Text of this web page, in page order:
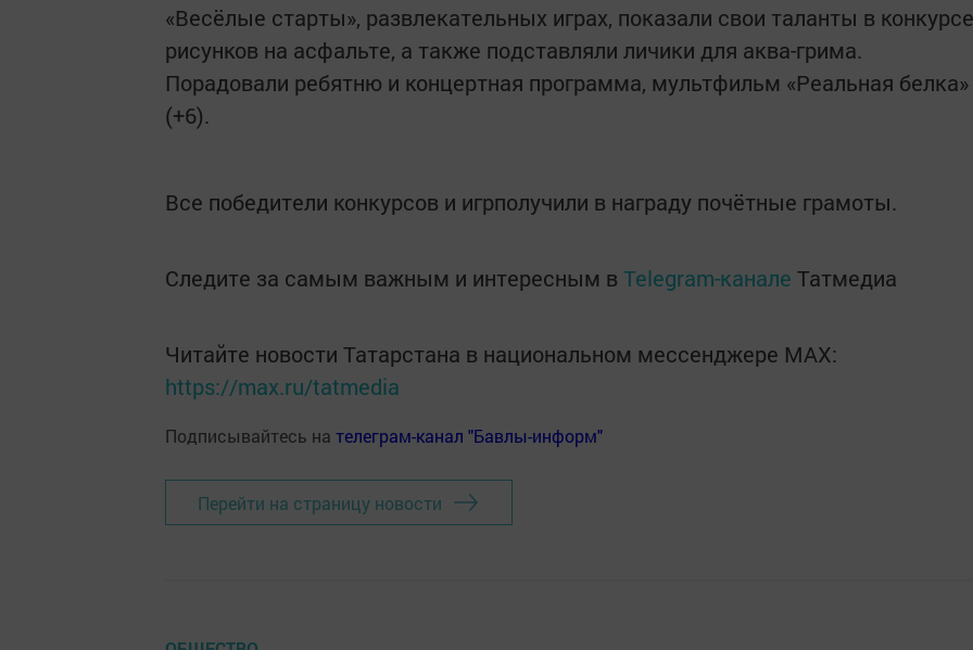
«Весёлые старты», развлекательных играх, показали свои таланты в конкурсе
рисунков на асфальте, а также подставляли личики для аква-грима.
Порадовали ребятню и концертная программа, мультфильм «Реальная белка»
(+6).
Все победители конкурсов и игрполучили в награду почётные грамоты.
Следите за самым важным и интересным в Telegram-канале Татмедиа
Читайте новости Татарстана в национальном мессенджере MАХ:
https://max.ru/tatmedia
Подписывайтесь на телеграм-канал "Бавлы-информ"
Перейти на страницу новости